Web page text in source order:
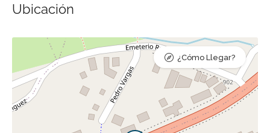
Ubicación
¿Cómo Llegar?